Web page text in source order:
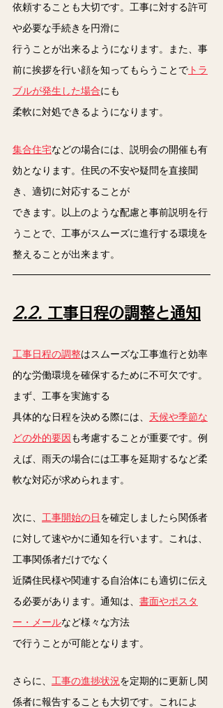
依頼することも大切です。工事に対する許可
や必要な手続きを円滑に
行うことが出来るようになります。また、事
前に挨拶を行い顔を知ってもらうことで トラ
ブルが発生した場合にも
柔軟に対処できるようになります。
集合住宅などの場合には、説明会の開催も有
効となります。住民の不安や疑問を直接聞
き、適切に対応することが
できます。以上のような配慮と事前説明を行
うことで、工事がスムーズに進行する環境を
整えることが出来ます。
2.2. 工事日程の調整と通知
工事日程の調整はスムーズな工事進行と効率
的な労働環境を確保するために不可欠です。
まず、工事を実施する
具体的な日程を決める際には、 天候や季節な
どの外的要因 も考慮することが重要です。例
えば、雨天の場合には工事を延期するなど柔
軟な対応が求められます。
次に、 工事開始の日を確定しましたら関係者
に対して速やかに通知を行います。これは、
工事関係者だけでなく
近隣住民様や関連する自治体にも適切に伝え
る必要があります。通知は、 書面やポスタ
ー・メールなど様々な方法
で行うことが可能となります。
さらに、 工事の進捗状況を定期的に更新し関
係者に報告することも大切です。これによ